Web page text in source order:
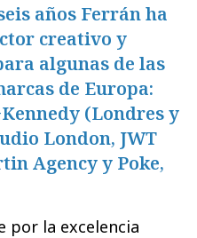
años Ferrán ha
creativo y
algunas de las
de Europa:
(Londres y
London, JWT
Agency y Poke,
por la excelencia